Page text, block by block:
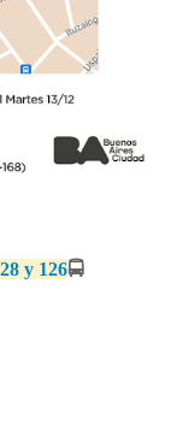
y 126🚍